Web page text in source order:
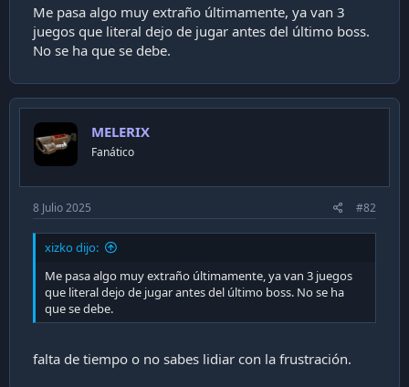
de CAT.EXE: el primero videojuego que tengo recuerdo
jugué.
Nunca tuve Nintendo, nunca tuve Atari. Siempre todo
fue en PC. Mi papá me traía juegos pirateados desde
turno o por sus propios compañeros de pega. Y mi
Me pasa algo muy extraño últimamente, ya van 3
juegos que literal dejo de jugar antes del último boss.
No se ha que se debe.
MELERIX
Fanático
8 Julio 2025 #82
xizko dijo:
Me pasa algo muy extraño últimamente, ya van 3 juegos
que literal dejo de jugar antes del último boss. No se ha
que se debe.
falta de tiempo o no sabes lidiar con la frustración.